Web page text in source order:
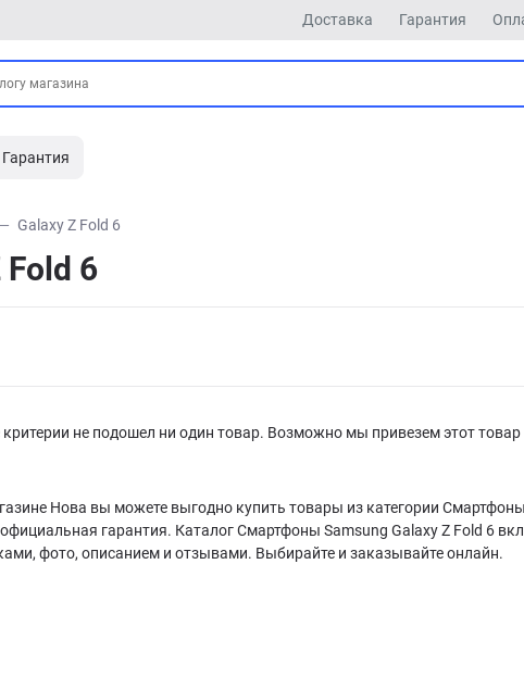
Доставка Гарантия
Гарантия
Galaxy Z Fold 6
6
не подошел ни один товар. Возможно мы привезем этот товар
Нова вы можете выгодно купить товары из категории
гарантия. Каталог Смартфоны Samsung Galaxy Z Fold 6
фото, описанием и отзывами. Выбирайте и заказывайте онлайн.